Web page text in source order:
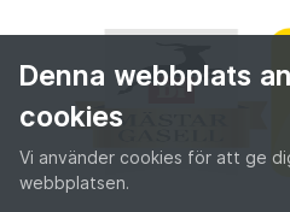
Denna webbplats
cookies
Vi använder cookies för att ge
webbplatsen.